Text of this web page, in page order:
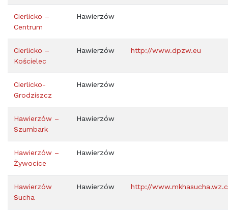
Cierlicko –
Centrum
Hawierzów
Cierlicko –
Kościelec
Hawierzów http://www.dpzw.eu
Cierlicko-
Grodziszcz
Hawierzów
Hawierzów –
Szumbark
Hawierzów
Hawierzów –
Żywocice
Hawierzów
Hawierzów
Sucha
Hawierzów http://